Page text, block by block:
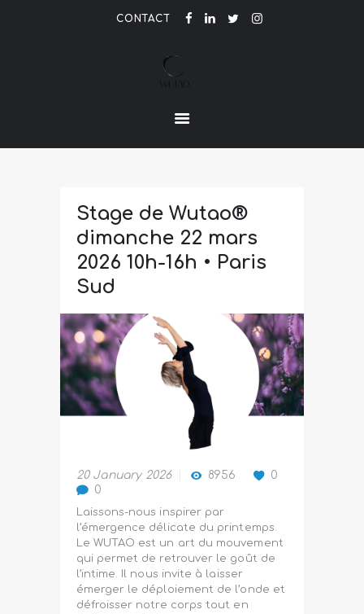
CONTACT
ACTUALITÉ
Stage de Wutao®
dimanche 22 mars
2026 10h-16h • Paris
Sud
20 January 2026 8956
0
0
Laissons-nous inspirer par
l’émergence délicate du printemps.
Le WUTAO est un art du mouvement
qui permet de retrouver le goût de
l’intime. Il nous invite à laisser
émerger le déploiement de l’onde et
défroisser notre corps tout en